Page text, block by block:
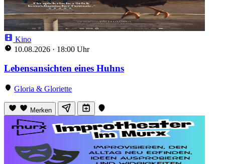
Kino
10.08.2026 · 18:00 Uhr
Lebensansichten eines Huhns
Gloria & Gloriette
Merken